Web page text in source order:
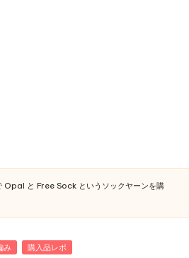
Opal と Free Sock というソックヤーンを購
み 購入品レポ